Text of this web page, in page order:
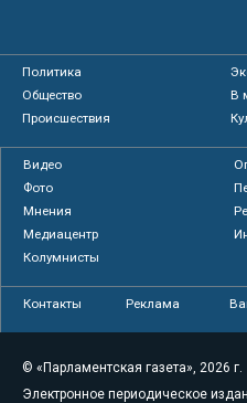
Политика
Общество
В
Происшествия
Видео
Фото
Мнения
Медиацентр
Колумнисты
Контакты Реклама
© «Парламентская газета», 2026 г.
Электронное периодическое